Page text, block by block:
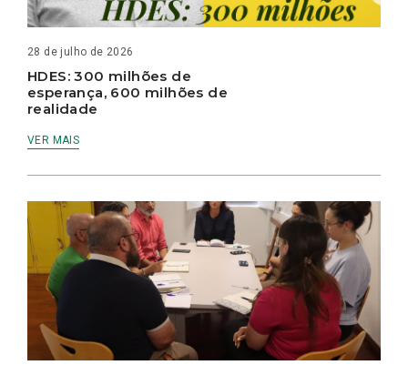
28 de julho de 2026
HDES: 300 milhões de
esperança, 600 milhões de
realidade
VER MAIS